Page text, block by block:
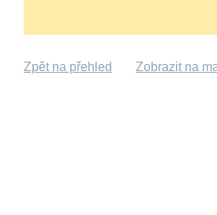
Zpět na přehled Zobrazit na